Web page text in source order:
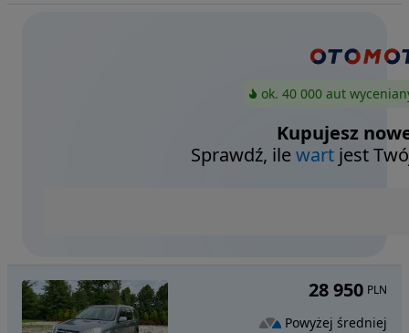
ok. 40 000 aut
Kupujesz
Sprawdź, ilewart jest
28 950 PLN
Powyżej średniej